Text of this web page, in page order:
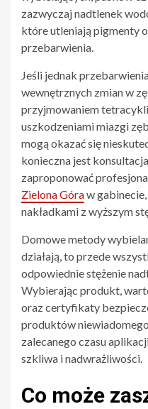
zazwyczaj nadtlenek
które utleniają pigmenty
przebarwienia.
Jeśli jednak
wewnętrznych zmian w
przyjmowaniem
uszkodzeniami miazgi
mogą okazać się
konieczna jest
zaproponować
Zielona Góraw
nakładkami z wyższym
Domowe metody
działają, to przede
odpowiednie stężenie
Wybierając produkt,
oraz certyfikaty
produktów
zalecanego czasu
szkliwa i nadwrażliwości.
Co może